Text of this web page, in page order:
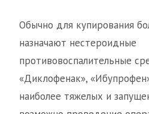
Обычно для купирования
назначают нестероидные
противовоспалительные
«Диклофенак»,
наиболее тяжелых и